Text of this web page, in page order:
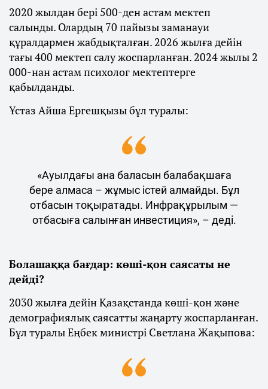
2020 жылдан бері 500-ден астам мектеп
салынды. Олардың 70 пайызы заманауи
құралдармен жабдықталған. 2026 жылға дейін
тағы 400 мектеп салу жоспарланған. 2024 жылы 2
000-нан астам психолог мектептерге
қабылданды.
Ұстаз Айша Ергешқызы бұл туралы:
«Ауылдағы ана баласын балабақшаға
бере алмаса – жұмыс істей алмайды. Бұл
отбасын тоқыратады. Инфрақұрылым —
отбасыға салынған инвестиция», – деді.
Болашаққа бағдар: көші-қон саясаты не
дейді?
2030 жылға дейін Қазақстанда көші-қон және
демографиялық саясатты жаңарту жоспарланған.
Бұл туралы Еңбек министрі Светлана Жақыпова: